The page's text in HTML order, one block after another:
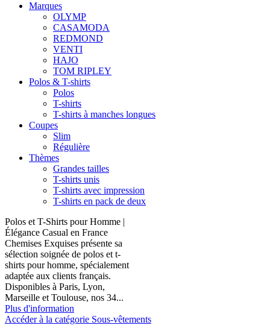
Marques
OLYMP
CASAMODA
REDMOND
VENTI
HAJO
TOM RIPLEY
Polos & T-shirts
Polos
T-shirts
T-shirts à manches longues
Coupes
Slim
Régulière
Thèmes
Grandes tailles
T-shirts unis
T-shirts avec impression
T-shirts en pack de deux
Polos et T-Shirts pour Homme |
Élégance Casual en France
Chemises Exquises présente sa
sélection soignée de polos et t-
shirts pour homme, spécialement
adaptée aux clients français.
Disponibles à Paris, Lyon,
Marseille et Toulouse, nos 34...
Plus d'information
Accéder à la catégorie Sous-vêtements